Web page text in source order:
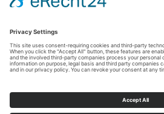
und Branchentrends. Wir greifen
und unverbindlich.
Newsletter jederzeit wieder
Anmeldung